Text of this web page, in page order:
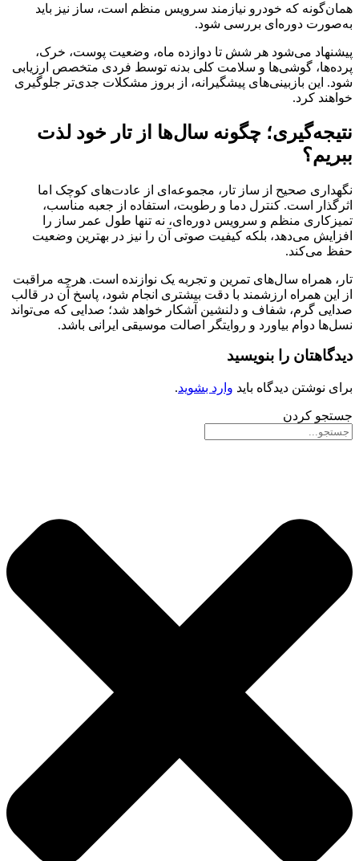
همان‌گونه که خودرو نیازمند سرویس منظم است، ساز نیز باید
به‌صورت دوره‌ای بررسی شود.
پیشنهاد می‌شود هر شش تا دوازده ماه، وضعیت پوست، خرک،
پرده‌ها، گوشی‌ها و سلامت کلی بدنه توسط فردی متخصص ارزیابی
شود. این بازبینی‌های پیشگیرانه، از بروز مشکلات جدی‌تر جلوگیری
خواهند کرد.
نتیجه‌گیری؛ چگونه سال‌ها از تار خود لذت
ببریم؟
نگهداری صحیح از ساز تار، مجموعه‌ای از عادت‌های کوچک اما
اثرگذار است. کنترل دما و رطوبت، استفاده از جعبه مناسب،
تمیزکاری منظم و سرویس دوره‌ای، نه تنها طول عمر ساز را
افزایش می‌دهد، بلکه کیفیت صوتی آن را نیز در بهترین وضعیت
حفظ می‌کند.
تار، همراه سال‌های تمرین و تجربه یک نوازنده است. هرچه مراقبت
از این همراه ارزشمند با دقت بیشتری انجام شود، پاسخ آن در قالب
صدایی گرم، شفاف و دلنشین آشکار خواهد شد؛ صدایی که می‌تواند
نسل‌ها دوام بیاورد و روایتگر اصالت موسیقی ایرانی باشد.
دیدگاهتان را بنویسید
برای نوشتن دیدگاه باید وارد بشوید.
جستجو کردن